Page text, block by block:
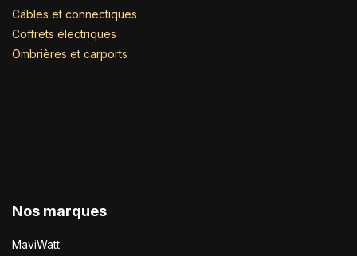
Câbles et connectiques
Coffrets électriques
Ombrières et carports
Nos marques
MaviWatt